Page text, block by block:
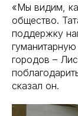
«Мы видим,
общество.
поддержку
городов –
сказал он.